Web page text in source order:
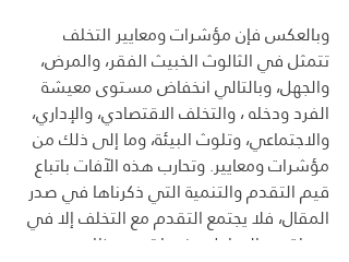
وبالعكس فإن مؤشرات ومعايير التخلف
تتمثل في الثالوث الخبيث الفقر، والمرض،
والجهل، وبالتالي انخفاض مستوى معيشة
الفرد ودخله ، والتخلف الاقتصادي، والإداري،
والاجتماعي، وتلوث البيئة، وما إلى ذلك من
مؤشرات ومعايير. وتحارب هذه الآفات باتباع
قيم التقدم والتنمية التي ذكرناها في صدر
المقال، فلا يجتمع التقدم مع التخلف إلا في
مرحلة من المراحل، عندما تبدو مظاهر